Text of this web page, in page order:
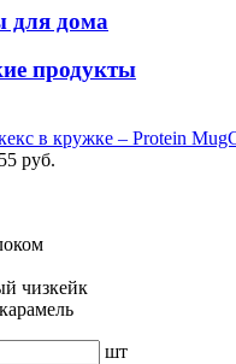
для дома
продукты
в кружке – Protein
руб.
чизкейк
шт